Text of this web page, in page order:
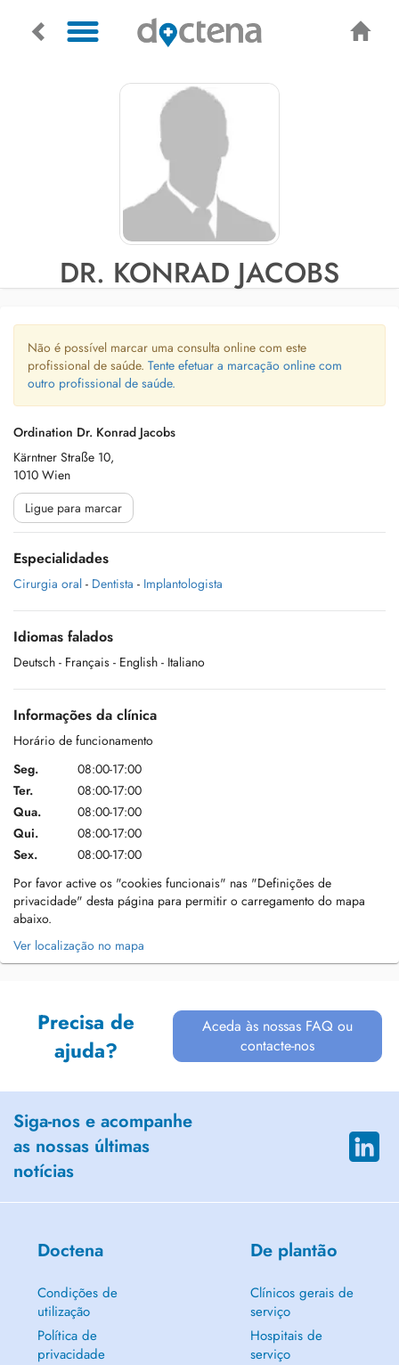
DR. KONRAD JACOBS
Não é possível marcar uma consulta online com este
profissional de saúde. Tente efetuar a marcação online com
outro profissional de saúde.
Ordination Dr. Konrad Jacobs
Kärntner Straße 10,
1010 Wien
Ligue para marcar
Especialidades
Cirurgia oral - Dentista - Implantologista
Idiomas falados
Deutsch - Français - English - Italiano
Informações da clínica
Horário de funcionamento
Seg.
08:00-17:00
Ter.
08:00-17:00
Qua.
08:00-17:00
Qui.
08:00-17:00
Sex.
08:00-17:00
Por favor active os "cookies funcionais" nas "Definições de
privacidade" desta página para permitir o carregamento do mapa
abaixo.
Ver localização no mapa
Precisa de
ajuda?
Aceda às nossas FAQ ou
contacte-nos
Siga-nos e acompanhe
as nossas últimas
notícias
Doctena
Condições de
utilização
Política de
privacidade
De plantão
Clínicos gerais de
serviço
Hospitais de
serviço